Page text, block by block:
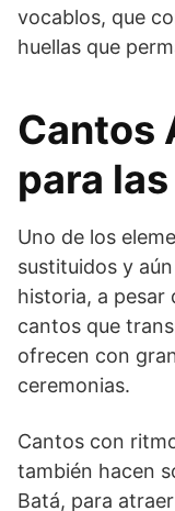
vocablos, que
huellas que
Cantos
para
Uno de los
sustituidos y
historia, a pesar
cantos que
ofrecen con
ceremonias.
Cantos con
también hacen
Batá, para